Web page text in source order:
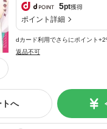
5pt獲得
ポイント詳細
dカード利用でさらにポイント
返品不可
トへ